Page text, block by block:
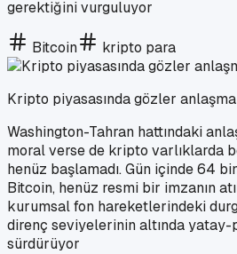
gerektiğini vurguluyor
Bitcoin kripto para
Kripto piyasasında gözler anlaşma
Washington-Tahran hattındaki
moral verse de kripto varlıklarda
henüz başlamadı. Gün içinde 64
Bitcoin, henüz resmi bir imzanın
kurumsal fon hareketlerindeki
direnç seviyelerinin altında
sürdürüyor